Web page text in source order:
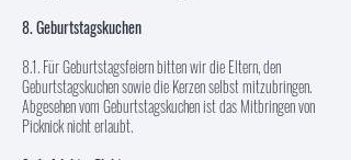
8. Geburtstagskuchen
8.1. Für Geburtstagsfeiern bitten wir die Eltern, den
Geburtstagskuchen sowie die Kerzen selbst mitzubringen.
Abgesehen vom Geburtstagskuchen ist das Mitbringen von
Picknick nicht erlaubt.